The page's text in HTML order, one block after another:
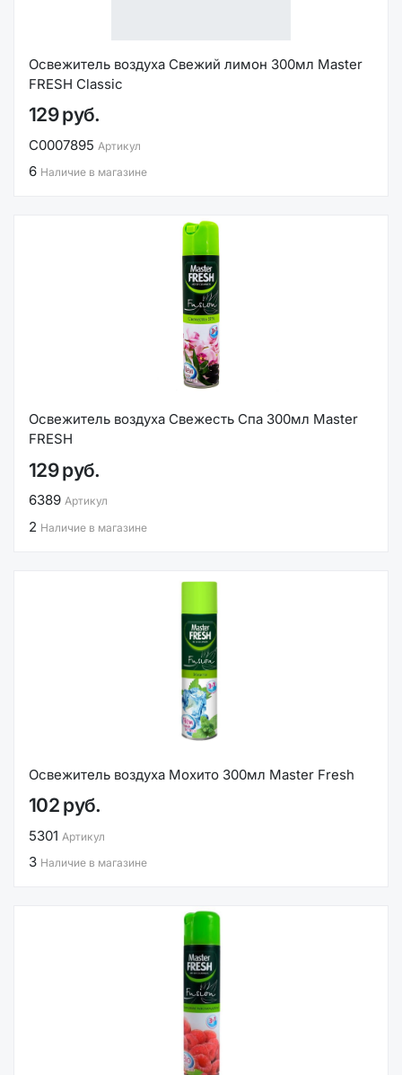
Освежитель воздуха Свежий лимон 300мл Master
FRESH Classic
129 руб.
С0007895 Артикул
6 Наличие в магазине
Освежитель воздуха Свежесть Спа 300мл Master
FRESH
129 руб.
6389 Артикул
2 Наличие в магазине
Освежитель воздуха Мохито 300мл Master Fresh
102 руб.
5301 Артикул
3 Наличие в магазине